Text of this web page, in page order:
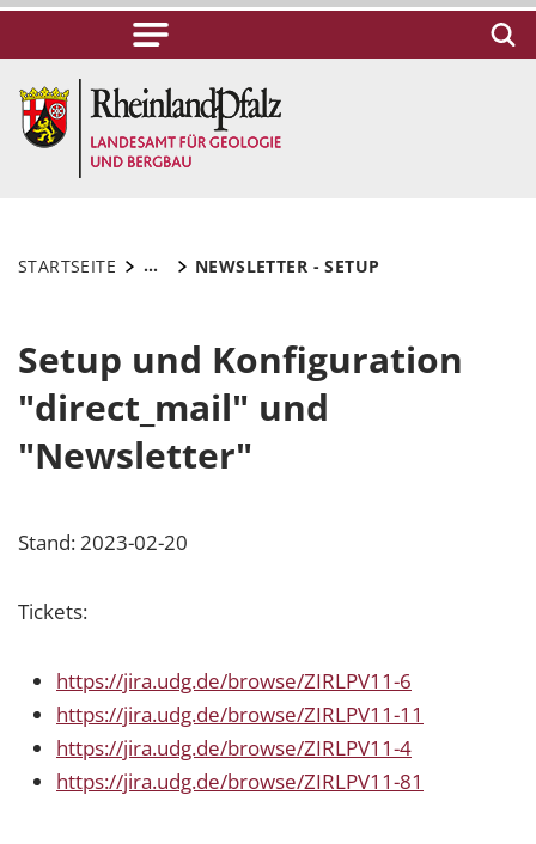
STARTSEITE ... NEWSLETTER - SETUP
Setup und Konfiguration
"direct_mail" und
"Newsletter"
Stand: 2023-02-20
Tickets:
https://jira.udg.de/browse/ZIRLPV11-6
https://jira.udg.de/browse/ZIRLPV11-11
https://jira.udg.de/browse/ZIRLPV11-4
https://jira.udg.de/browse/ZIRLPV11-81